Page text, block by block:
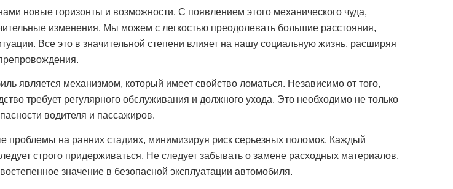
новые горизонты и возможности. С появлением этого механического чуда,
изменения. Мы можем с легкостью преодолевать большие расстояния,
Все это в значительной степени влияет на нашу социальную жизнь, расширяя
является механизмом, который имеет свойство ломаться. Независимо от того,
требует регулярного обслуживания и должного ухода. Это необходимо не только
водителя и пассажиров.
проблемы на ранних стадиях, минимизируя риск серьезных поломок. Каждый
строго придерживаться. Не следует забывать о замене расходных материалов,
значение в безопасной эксплуатации автомобиля.